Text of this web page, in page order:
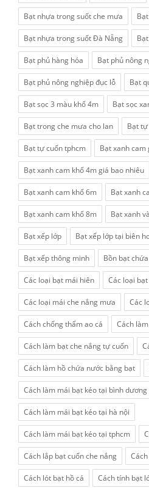
Bạt nhựa trong suốt che mưa
Bạt nhựa trong suốt Đà Nẵng
Bạt phủ hàng hóa Bạt phủ nông
Bạt phủ nông nghiệp đục lỗ Bạt
Bạt sọc 3 màu khổ 4m Bạt sọc
Bạt trong che mưa cho lan Bạt
Bạt tự cuốn tphcm Bạt xanh cam
Bạt xanh cam khổ 4m giá bao nhiêu
Bạt xanh cam khổ 6m Bạt xanh
Bạt xanh cam khổ 8m Bạt xanh
Bạt xếp lớp Bạt xếp lớp tại biên
Bạt xếp thông minh Bồn bạt
Các loại bạt mái hiên Các loại
Các loại mái che nắng mưa Các
Cách chống thấm ao cá Cách
Cách làm bạt che nắng tự cuốn
Cách làm hồ chứa nước bằng bạt
Cách làm mái bạt kéo tại bình dương
Cách làm mái bạt kéo tại hà nội
Cách làm mái bạt kéo tại tphcm
Cách lắp bạt cuốn che nắng
Cách lót bạt hồ cá Cách tính bạt